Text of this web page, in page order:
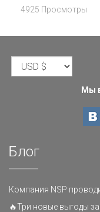
4925 Просмотры
Мы
Блог
Компания NSP
🔥Три новые выгоды